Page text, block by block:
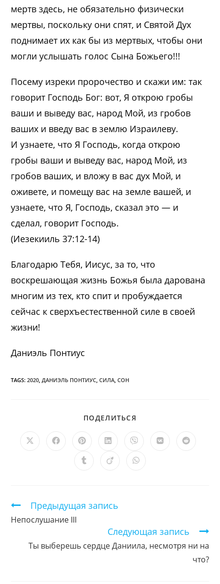
мертв здесь, не обязательно физически
мертвы, поскольку они спят, и Святой Дух
поднимает их как бы из мертвых, чтобы они
могли услышать голос Сына Божьего!!!
Посему изреки пророчество и скажи им: так
говорит Господь Бог: вот, Я открою гробы
ваши и выведу вас, народ Мой, из гробов
ваших и введу вас в землю Израилеву.
И узнаете, что Я Господь, когда открою
гробы ваши и выведу вас, народ Мой, из
гробов ваших, и вложу в вас дух Мой, и
оживете, и помещу вас на земле вашей, и
узнаете, что Я, Господь, сказал это — и
сделал, говорит Господь.
(Иезекииль 37:12-14)
Благодарю Тебя, Иисус, за то, что
воскрешающая жизнь Божья была дарована
многим из тех, кто спит и пробуждается
сейчас к сверхъестественной силе в своей
жизни!
Даниэль Понтиус
TAGS:2020, ДАНИЭЛЬ ПОНТИУС, СИЛА, СОН
ПОДЕЛИТЬСЯ
Открывается
Открывается
новом
Открывается
в
новом
Открывается
новом
Открывается
новом
Открывается
Открывается
ОткрываетсяОткрывается
Продолжить
чтение
Предыдущая запись
Непослушание III
Следующая запись
Ты выберешь сердце Даниила, несмотря ни на
что?